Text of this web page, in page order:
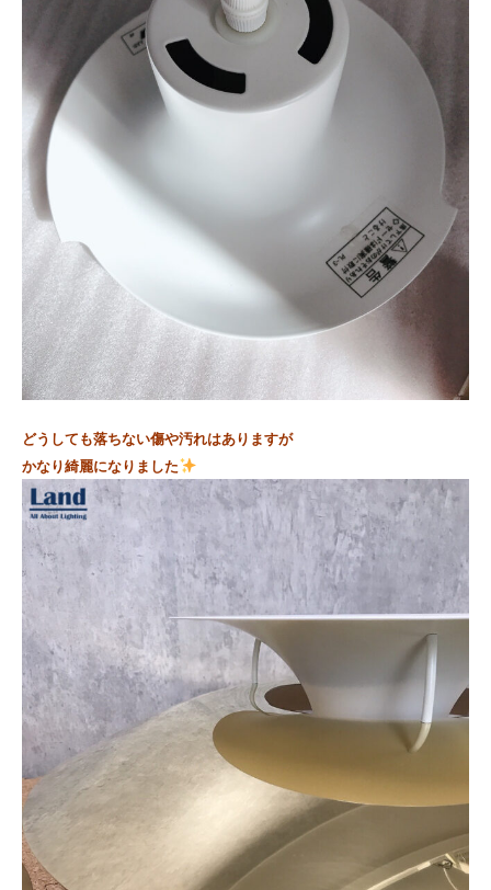
どうしても落ちない傷や汚れはありますが
かなり綺麗になりました